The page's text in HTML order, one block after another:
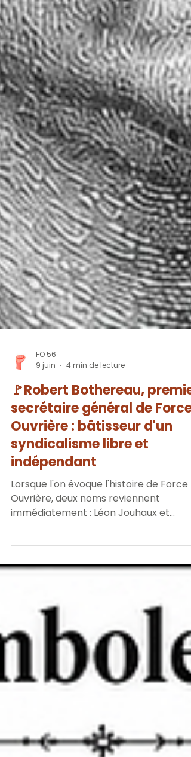
FO 56
🚩Robert Bothereau, premier
secrétaire général de Force
Ouvrière : bâtisseur d'un
syndicalisme libre et
indépendant
Lorsque l'on évoque l'histoire de Force
Ouvrière, deux noms reviennent
Robert Bothereau. Si le premier
syndicalisme libre en France, le second
nouvelle confédération et son premier
secrétaire général. De 1948 à 1963,
Robert Bothereau va consacrer son
énergie à bâtir une organisation
syndicale fondée sur un principe simple
mais essentiel : l'indépendance. Des
origines ouvri